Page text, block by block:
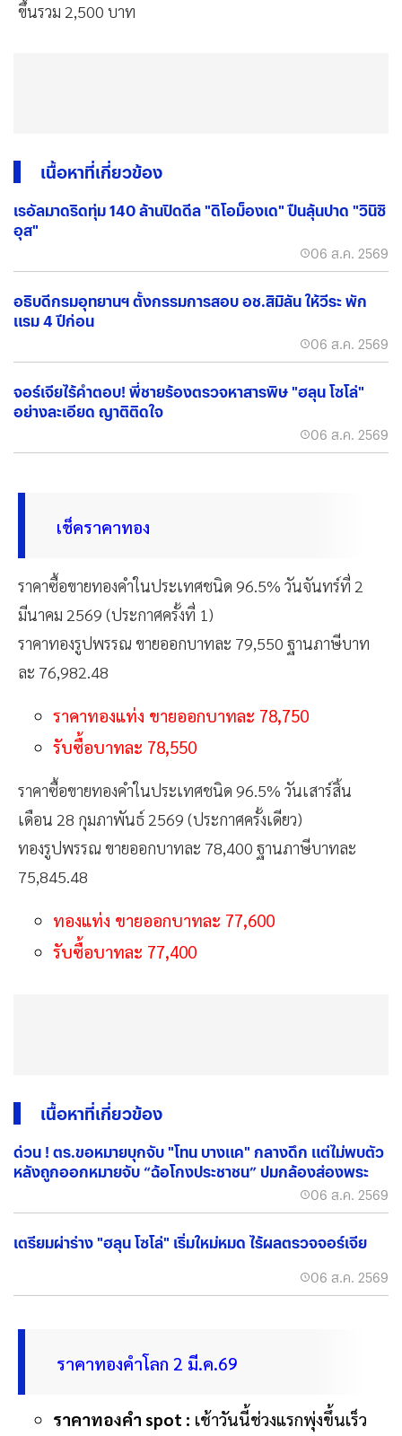
ขึ้นรวม 2,500 บาท
เนื้อหาที่เกี่ยวข้อง
เรอัลมาดริดทุ่ม 140 ล้านปิดดีล "ดิโอม็องเด" ปืนลุ้นปาด "วินิซิ
อุส"
06 ส.ค. 2569
อธิบดีกรมอุทยานฯ ตั้งกรรมการสอบ อช.สิมิลัน ให้วีระ พัก
แรม 4 ปีก่อน
06 ส.ค. 2569
จอร์เจียไร้คำตอบ! พี่ชายร้องตรวจหาสารพิษ "ฮลุน โซโล่"
อย่างละเอียด ญาติติดใจ
06 ส.ค. 2569
เช็คราคาทอง
ราคาซื้อขายทองคำในประเทศชนิด 96.5% วันจันทร์ที่ 2
มีนาคม 2569 (ประกาศครั้งที่ 1)
ราคาทองรูปพรรณ ขายออกบาทละ 79,550 ฐานภาษีบาท
ละ 76,982.48
ราคาทองแท่ง ขายออกบาทละ 78,750
รับซื้อบาทละ 78,550
ราคาซื้อขายทองคำในประเทศชนิด 96.5% วันเสาร์สิ้น
เดือน 28 กุมภาพันธ์ 2569 (ประกาศครั้งเดียว)
ทองรูปพรรณ ขายออกบาทละ 78,400 ฐานภาษีบาทละ
75,845.48
ทองแท่ง ขายออกบาทละ 77,600
รับซื้อบาทละ 77,400
เนื้อหาที่เกี่ยวข้อง
ด่วน ! ตร.ขอหมายบุกจับ "โทน บางแค" กลางดึก แต่ไม่พบตัว
หลังถูกออกหมายจับ “ฉ้อโกงประชาชน” ปมกล้องส่องพระ
06 ส.ค. 2569
เตรียมผ่าร่าง "ฮลุน โซโล่" เริ่มใหม่หมด ไร้ผลตรวจจอร์เจีย
06 ส.ค. 2569
ราคาทองคำโลก 2 มี.ค.69
ราคาทองคำ spot : เช้าวันนี้ช่วงแรกพุ่งขึ้นเร็ว